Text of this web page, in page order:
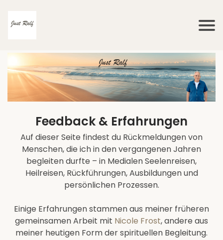
Feedback & Erfahrungen
Auf dieser Seite findest du Rückmeldungen von
Menschen, die ich in den vergangenen Jahren
begleiten durfte – in Medialen Seelenreisen,
Heilreisen, Rückführungen, Ausbildungen und
persönlichen Prozessen.
Einige Erfahrungen stammen aus meiner früheren
gemeinsamen Arbeit mit Nicole Frost, andere aus
meiner heutigen Form der spirituellen Begleitung.